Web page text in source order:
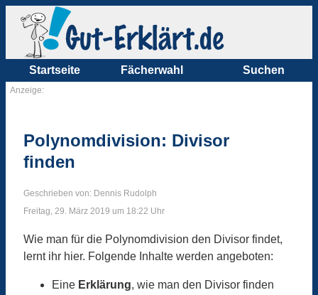
Startseite Fächerwahl Suchen
Anzeige:
Polynomdivision: Divisor
finden
Geschrieben von: Dennis Rudolph
Freitag, 29. März 2019 um 18:22 Uhr
Wie man für die Polynomdivision den Divisor findet,
lernt ihr hier. Folgende Inhalte werden angeboten:
Eine Erklärung, wie man den Divisor finden